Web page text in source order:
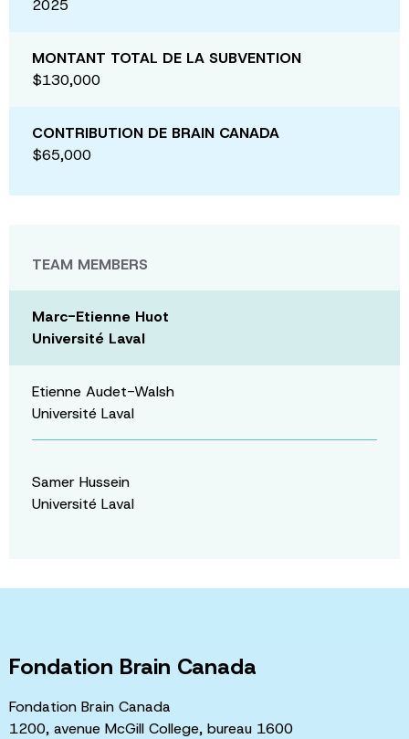
2025
MONTANT TOTAL DE LA SUBVENTION
$130,000
CONTRIBUTION DE BRAIN CANADA
$65,000
TEAM MEMBERS
Marc-Etienne Huot
Université Laval
Etienne Audet-Walsh
Université Laval
Samer Hussein
Université Laval
Fondation Brain Canada
Fondation Brain Canada
1200, avenue McGill College, bureau 1600